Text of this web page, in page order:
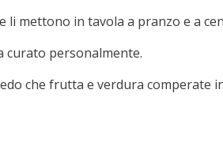
mettono in tavola a pranzo e a
curato personalmente.
che frutta e verdura